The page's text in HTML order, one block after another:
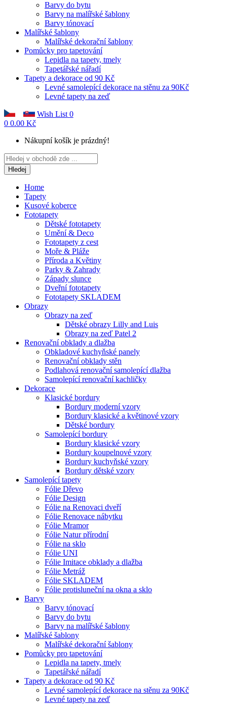
Barvy do bytu
Barvy na malířské šablony
Barvy tónovací
Malířské šablony
Malířské dekorační šablony
Pomůcky pro tapetování
Lepidla na tapety, tmely
Tapetářské nářadí
Tapety a dekorace od 90 Kč
Levné samolepící dekorace na stěnu za 90Kč
Levné tapety na zeď
Wish List 0
0 0.00 Kč
Nákupní košík je prázdný!
Hledej
Home
Tapety
Kusové koberce
Fototapety
Dětské fototapety
Umění & Deco
Fototapety z cest
Moře & Pláže
Příroda a Květiny
Parky & Zahrady
Západy slunce
Dveřní fototapety
Fototapety SKLADEM
Obrazy
Obrazy na zeď
Dětské obrazy Lilly and Luis
Obrazy na zeď Patel 2
Renovační obklady a dlažba
Obkladové kuchyňské panely
Renovační obklady stěn
Podlahová renovační samolepící dlažba
Samolepící renovační kachličky
Dekorace
Klasické bordury
Bordury moderní vzory
Bordury klasické a květinové vzory
Dětské bordury
Samolepící bordury
Bordury klasické vzory
Bordury koupelnové vzory
Bordury kuchyňské vzory
Bordury dětské vzory
Samolepící tapety
Fólie Dřevo
Fólie Design
Fólie na Renovaci dveří
Fólie Renovace nábytku
Fólie Mramor
Fólie Natur přírodní
Fólie na sklo
Fólie UNI
Fólie Imitace obklady a dlažba
Fólie Metráž
Fólie SKLADEM
Fólie protisluneční na okna a sklo
Barvy
Barvy tónovací
Barvy do bytu
Barvy na malířské šablony
Malířské šablony
Malířské dekorační šablony
Pomůcky pro tapetování
Lepidla na tapety, tmely
Tapetářské nářadí
Tapety a dekorace od 90 Kč
Levné samolepící dekorace na stěnu za 90Kč
Levné tapety na zeď